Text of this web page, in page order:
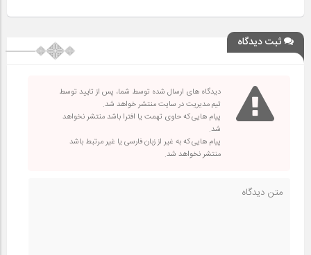
ثبت دیدگاه
دیدگاه های ارسال شده توسط شما، پس از تایید توسط
تیم مدیریت در سایت منتشر خواهد شد.
پیام هایی که حاوی تهمت یا افترا باشد منتشر نخواهد
شد.
پیام هایی که به غیر از زبان فارسی یا غیر مرتبط باشد
منتشر نخواهد شد.